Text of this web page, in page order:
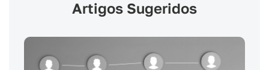
Artigos Sugeridos